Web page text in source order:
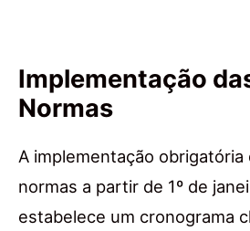
Implementação
Normas
A implementação obrigatória
normas a partir de 1º de
estabelece um cronograma